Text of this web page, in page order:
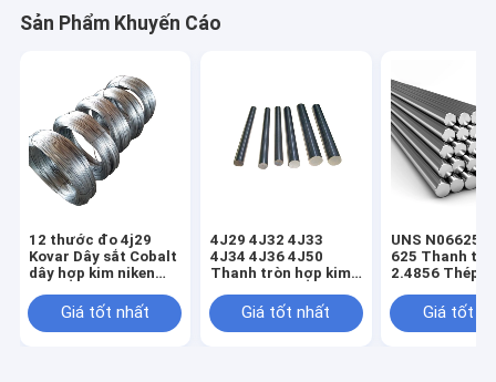
Sản Phẩm Khuyến Cáo
12 thước đo 4j29
Kovar Dây sắt Cobalt
dây hợp kim niken
Giá tốt nhất
4J29 4J32 4J33
4J34 4J36 4J50
Thanh tròn hợp kim
Giá tốt nhất
UNS N06625
625 Thanh
2.4856 Thép
Giá tốt